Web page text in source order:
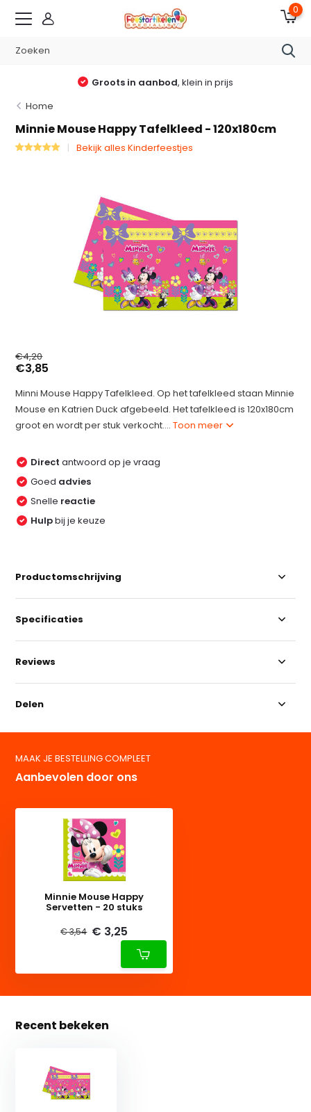
0
Groots in aanbod, klein in prijs
Home
Minnie Mouse Happy Tafelkleed - 120x180cm
Bekijk alles Kinderfeestjes
€4,20
€3,85
Minni Mouse Happy Tafelkleed. Op het tafelkleed staan Minnie
Mouse en Katrien Duck afgebeeld. Het tafelkleed is 120x180cm
groot en wordt per stuk verkocht....Toon meer
Direct antwoord op je vraag
Goed advies
Snelle reactie
Hulpbij je keuze
Productomschrijving
Specificaties
Reviews
Delen
MAAK JE BESTELLING COMPLEET
Aanbevolen door ons
Minnie Mouse Happy
Servetten - 20 stuks
€ 3,54 € 3,25
Recent bekeken